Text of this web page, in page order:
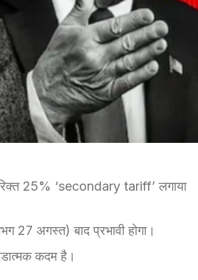
25% ‘secondary tariff’ लगाया
अगस्त) बाद प्रभावी होगा।
कदम है।